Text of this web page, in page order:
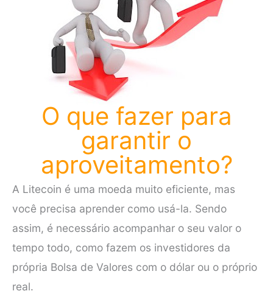
O que fazer para
garantir o
aproveitamento?
A Litecoin é uma moeda muito eficiente, mas
você precisa aprender como usá-la. Sendo
assim, é necessário acompanhar o seu valor o
tempo todo, como fazem os investidores da
própria Bolsa de Valores com o dólar ou o próprio
real.